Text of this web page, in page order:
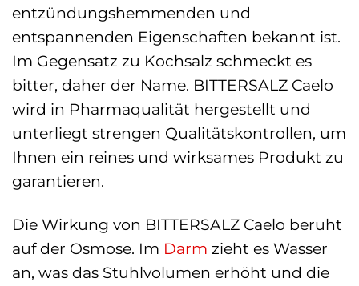
entzündungshemmenden und
entspannenden Eigenschaften bekannt ist.
Im Gegensatz zu Kochsalz schmeckt es
bitter, daher der Name. BITTERSALZ Caelo
wird in Pharmaqualität hergestellt und
unterliegt strengen Qualitätskontrollen, um
Ihnen ein reines und wirksames Produkt zu
garantieren.
Die Wirkung von BITTERSALZ Caelo beruht
auf der Osmose. Im Darm zieht es Wasser
an, was das Stuhlvolumen erhöht und die